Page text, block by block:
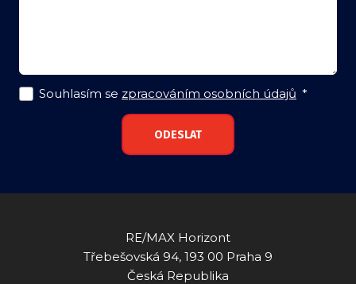
Souhlasím se zpracováním osobních údajů *
ODESLAT
RE/MAX Horizont
Třebešovská 94, 193 00 Praha 9
Česká Republika